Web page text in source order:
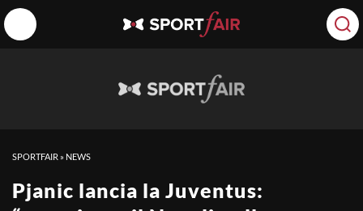
SPORTFAIR » NEWS
Pjanic lancia la Juventus: